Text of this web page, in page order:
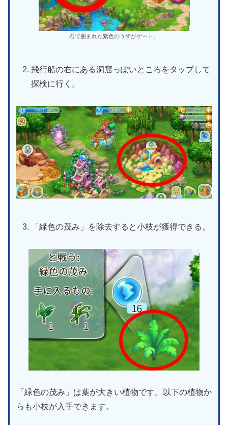
石で囲まれた紫色のうずがゲート。
飛行船の右にある洞窟っぽいところをタップして
探検に行く。
「緑色の茂み」を除去すると小枝が獲得できる。
「緑色の茂み」は葉が大きい植物です。以下の植物か
らも小枝が入手できます。